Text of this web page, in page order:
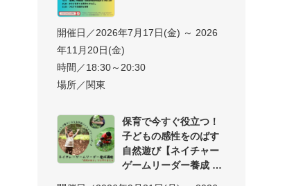
開催日／2026年7月17日(金) ～ 2026
年11月20日(金)
時間／18:30～20:30
場所／関東
保育で今すぐ役立つ！
子どもの感性をのばす
自然遊び【ネイチャー
ゲームリーダー養成